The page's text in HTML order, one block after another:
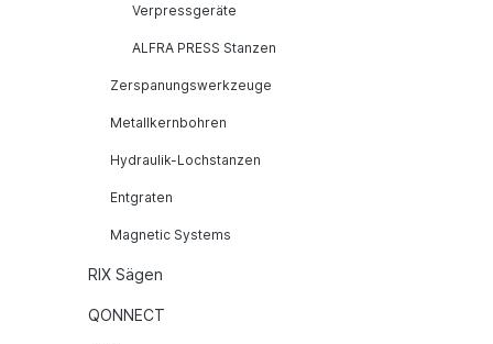
Verpressgeräte
ALFRA PRESS Stanzen
Zerspanungswerkzeuge
Metallkernbohren
Hydraulik-Lochstanzen
Entgraten
Magnetic Systems
RIX Sägen
QONNECT